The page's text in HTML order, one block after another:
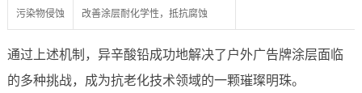
污染物侵蚀 改善涂层耐化学性，抵抗腐蚀
通过上述机制，异辛酸铅成功地解决了户外广告牌涂层面临
的多种挑战，成为抗老化技术领域的一颗璀璨明珠。